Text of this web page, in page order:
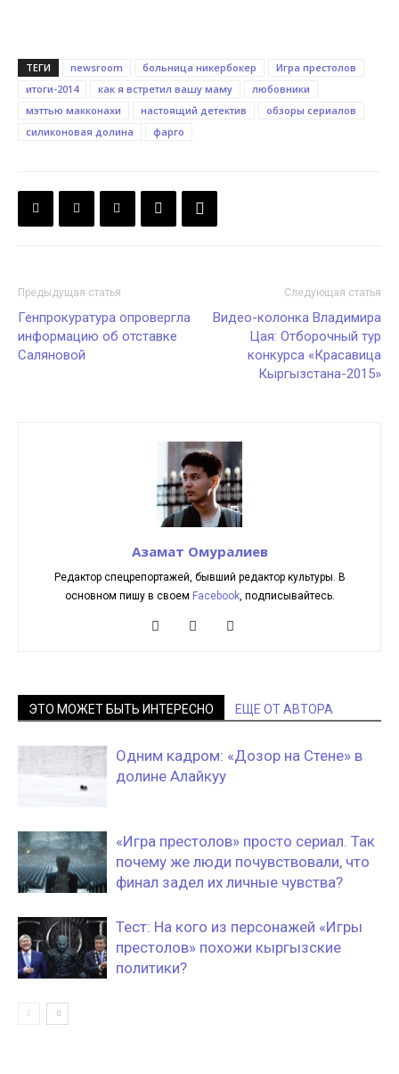
ТЕГИ newsroom больница никербокер
Игра престолов
итоги-2014
как я встретил вашу маму
любовники
мэттью макконахи
настоящий детектив
обзоры сериалов
силиконовая долина
фарго
Предыдущая статья
Генпрокуратура опровергла
информацию об отставке
Саляновой
Следующая статья
Видео-колонка Владимира
Цая: Отборочный тур
конкурса «Красавица
Кыргызстана-2015»
Азамат Омуралиев
Редактор спецрепортажей, бывший редактор культуры. В
основном пишу в своем Facebook, подписывайтесь.
ЭТО МОЖЕТ БЫТЬ ИНТЕРЕСНО ЕЩЕ ОТ АВТОРА
Одним кадром: «Дозор на Стене» в
долине Алайкуу
«Игра престолов» просто сериал. Так
почему же люди почувствовали, что
финал задел их личные чувства?
Тест: На кого из персонажей «Игры
престолов» похожи кыргызские
политики?